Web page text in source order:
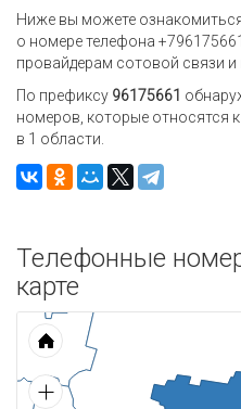
Ниже вы можете
о номере телефона
провайдерам сотовой связи и
По префиксу 96175661
номеров, которые относятся
в 1 области.
Телефонные
карте